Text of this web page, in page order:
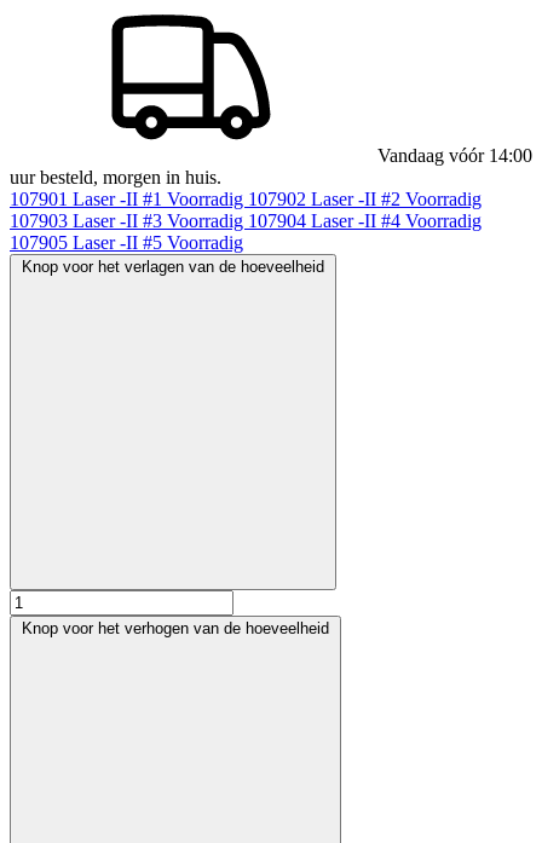
Vandaag vóór 14:00
uur besteld, morgen in huis.
107901 Laser -II #1 Voorradig 107902 Laser -II #2 Voorradig
107903 Laser -II #3 Voorradig 107904 Laser -II #4 Voorradig
107905 Laser -II #5 Voorradig
Knop voor het verlagen van de hoeveelheid
Knop voor het verhogen van de hoeveelheid